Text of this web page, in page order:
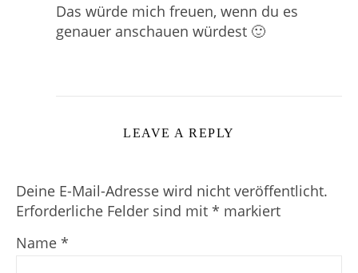
Das würde mich freuen, wenn du es
genauer anschauen würdest 🙂
LEAVE A REPLY
Deine E-Mail-Adresse wird nicht veröffentlicht.
Erforderliche Felder sind mit * markiert
Name *